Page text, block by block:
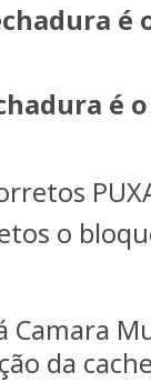
é
é
o
Camara
da